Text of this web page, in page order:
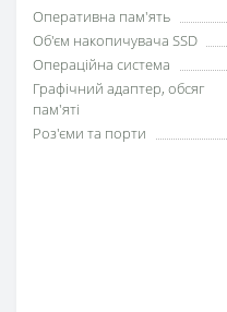
Оперативна пам'ять
Об'єм накопичувача SSD
Операційна система
Графічний адаптер, обсяг
пам'яті
Роз'єми та порти